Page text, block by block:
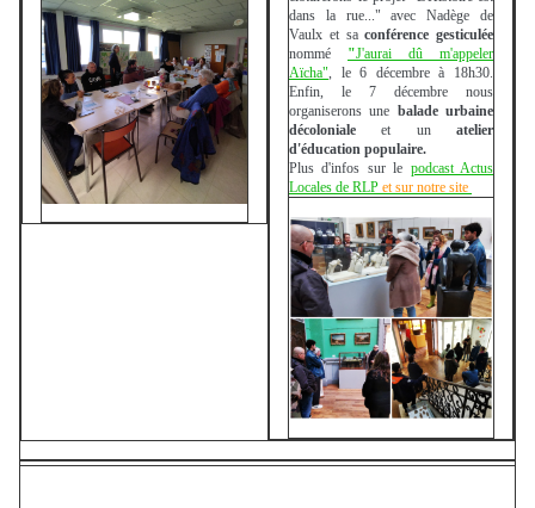
dans la rue..." avec Nadège de
Vaulx et saconférence gesticulée
nommé "J'aurai dû m'appeler
Aïcha", le 6 décembre à 18h30.
Enfin, le 7 décembre nous
organiserons une balade urbaine
décoloniale et un atelier
d'éducation populaire.
Plus d'infos sur le podcast Actus
Locales de RLP et sur notre site